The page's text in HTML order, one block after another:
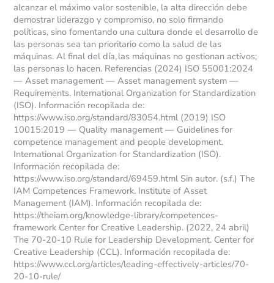
alcanzar el máximo valor sostenible, la alta dirección debe
demostrar liderazgo y compromiso, no solo firmando
políticas, sino fomentando una cultura donde el desarrollo de
las personas sea tan prioritario como la salud de las
máquinas. Al final del día, las máquinas no gestionan activos;
las personas lo hacen. Referencias (2024) ISO 55001:2024
— Asset management — Asset management system —
Requirements. International Organization for Standardization
(ISO). Información recopilada de:
https://www.iso.org/standard/83054.html (2019) ISO
10015:2019 — Quality management — Guidelines for
competence management and people development.
International Organization for Standardization (ISO).
Información recopilada de:
https://www.iso.org/standard/69459.html Sin autor. (s.f.) The
IAM Competences Framework. Institute of Asset
Management (IAM). Información recopilada de:
https://theiam.org/knowledge-library/competences-
framework Center for Creative Leadership. (2022, 24 abril)
The 70-20-10 Rule for Leadership Development. Center for
Creative Leadership (CCL). Información recopilada de:
https://www.ccl.org/articles/leading-effectively-articles/70-
20-10-rule/